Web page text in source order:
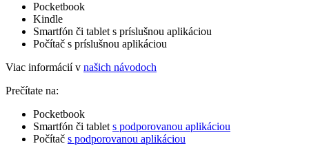
Pocketbook
Kindle
Smartfón či tablet s príslušnou aplikáciou
Počítač s príslušnou aplikáciou
Viac informácií v našich návodoch
Prečítate na:
Pocketbook
Smartfón či tablet s podporovanou aplikáciou
Počítač s podporovanou aplikáciou